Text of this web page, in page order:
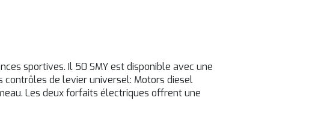
sportives. Il 50 SMY est disponible avec une
contrôles de levier universel: Motors diesel
Les deux forfaits électriques offrent une